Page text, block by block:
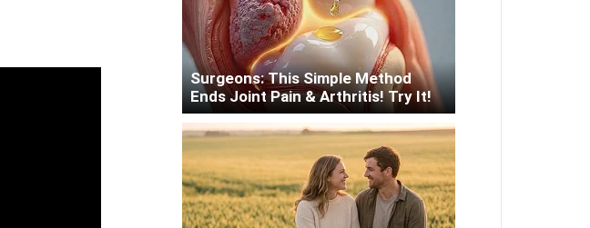
Surgeons: This Simple Method
Ends Joint Pain & Arthritis! Try It!